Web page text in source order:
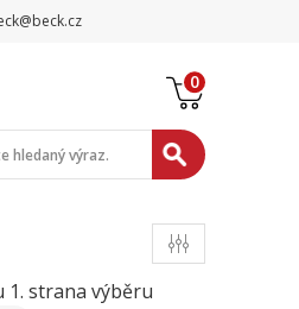
0
1. strana výběru